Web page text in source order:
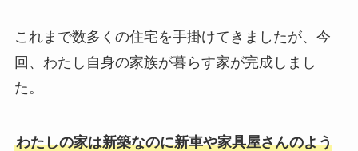
これまで数多くの住宅を手掛けてきましたが、今
回、わたし自身の家族が暮らす家が完成しまし
た。
わたしの家は新築なのに新車や家具屋さんのよう